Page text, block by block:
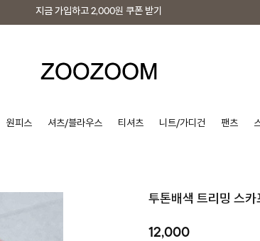
지금 가입하고 2,000원 쿠폰 받기
원피스 셔츠/블라우스 티셔츠 니트/가디건 팬츠
투톤배색 트리밍 스카
12,000